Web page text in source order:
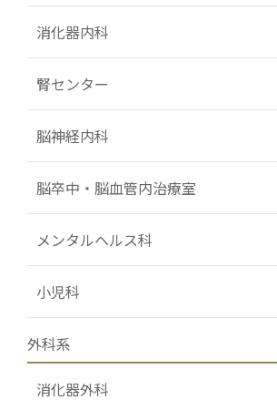
消化器内科
腎センター
脳神経内科
脳卒中・脳血管内治療室
メンタルヘルス科
小児科
外科系
消化器外科